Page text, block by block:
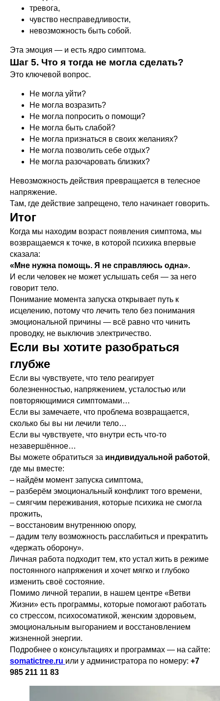
тревога,
чувство несправедливости,
невозможность быть собой.
Эта эмоция — и есть ядро симптома.
Шаг 5. Что я тогда не могла сделать?
Это ключевой вопрос.
Не могла уйти?
Не могла возразить?
Не могла попросить о помощи?
Не могла быть слабой?
Не могла признаться в своих желаниях?
Не могла позволить себе отдых?
Не могла разочаровать близких?
Невозможность действия превращается в телесное
напряжение.
Там, где действие запрещено, тело начинает говорить.
Итог
Когда мы находим возраст появления симптома, мы
возвращаемся к точке, в которой психика впервые
сказала:
«Мне нужна помощь. Я не справляюсь одна».
И если человек не может услышать себя — за него
говорит тело.
Понимание момента запуска открывает путь к
исцелению, потому что лечить тело без понимания
эмоциональной причины — всё равно что чинить
проводку, не выключив электричество.
Если вы хотите разобраться
глубже
Если вы чувствуете, что тело реагирует
болезненностью, напряжением, усталостью или
повторяющимися симптомами…
Если вы замечаете, что проблема возвращается,
сколько бы вы ни лечили тело…
Если вы чувствуете, что внутри есть что-то
незавершённое…
Вы можете обратиться за индивидуальной работой,
где мы вместе:
– найдём момент запуска симптома,
– разберём эмоциональный конфликт того времени,
– смягчим переживания, которые психика не смогла
прожить,
– восстановим внутреннюю опору,
– дадим телу возможность расслабиться и прекратить
«держать оборону».
Личная работа подходит тем, кто устал жить в режиме
постоянного напряжения и хочет мягко и глубоко
изменить своё состояние.
Помимо личной терапии, в нашем центре «Ветви
Жизни» есть программы, которые помогают работать
со стрессом, психосоматикой, женским здоровьем,
эмоциональным выгоранием и восстановлением
жизненной энергии.
Подробнее о консультациях и программах — на сайте:
somatictree.ru или у администратора по номеру: +7
985 211 11 83